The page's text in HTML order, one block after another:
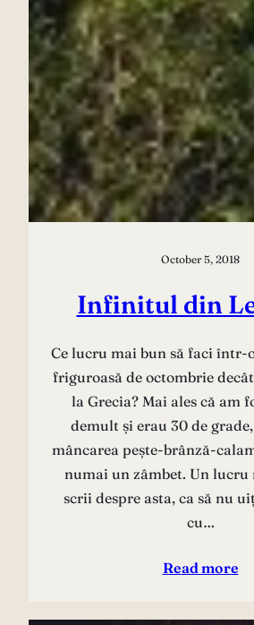
October 5, 2018
Infinitul din
Ce lucru mai bun să faci într-
friguroasă de octombrie
la Grecia? Mai ales că am
demult și erau 30 de
mâncarea pește-brânză-
numai un zâmbet. Un lucru
scrii despre asta, ca să nu
cu…
Read more